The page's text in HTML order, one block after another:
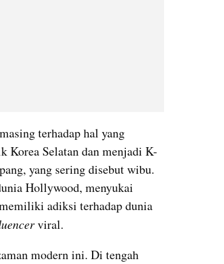
terhadap hal yang
Korea Selatan dan menjadi K-
yang sering disebut wibu.
Hollywood, menyukai
adiksi terhadap dunia
viral.
modern ini. Di tengah